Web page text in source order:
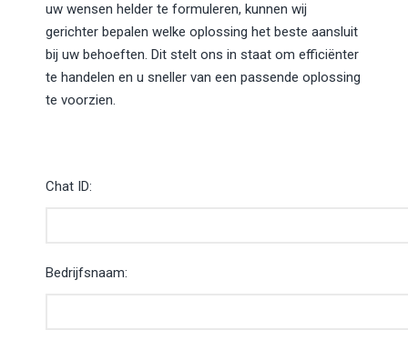
uw wensen helder te formuleren, kunnen wij
gerichter bepalen welke oplossing het beste aansluit
bij uw behoeften. Dit stelt ons in staat om efficiënter
te handelen en u sneller van een passende oplossing
te voorzien.
Chat ID:
Bedrijfsnaam: